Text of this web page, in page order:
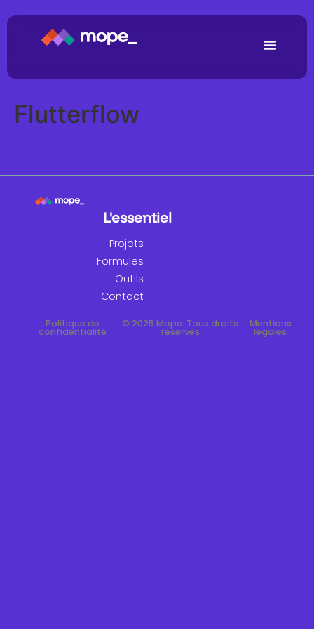
Flutterflow
L'essentiel
Projets
Formules
Outils
Contact
Politique de
confidentialité
© 2025 Mope. Tous droits
réservés
Mentions
légales